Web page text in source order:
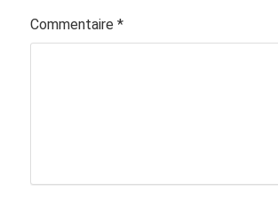
Commentaire *